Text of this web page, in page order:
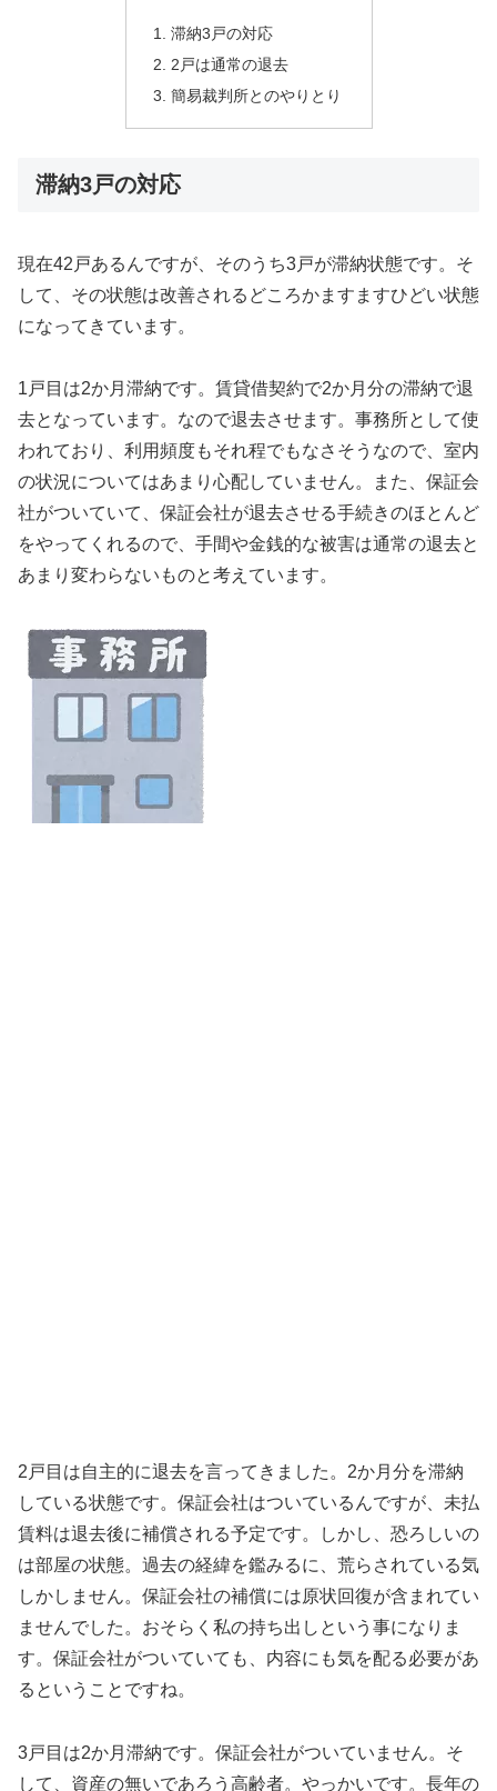
滞納3戸の対応
2戸は通常の退去
簡易裁判所とのやりとり
滞納3戸の対応
現在42戸あるんですが、そのうち3戸が滞納状態です。そ
して、その状態は改善されるどころかますますひどい状態
になってきています。
1戸目は2か月滞納です。賃貸借契約で2か月分の滞納で退
去となっています。なので退去させます。事務所として使
われており、利用頻度もそれ程でもなさそうなので、室内
の状況についてはあまり心配していません。また、保証会
社がついていて、保証会社が退去させる手続きのほとんど
をやってくれるので、手間や金銭的な被害は通常の退去と
あまり変わらないものと考えています。
2戸目は自主的に退去を言ってきました。2か月分を滞納
している状態です。保証会社はついているんですが、未払
賃料は退去後に補償される予定です。しかし、恐ろしいの
は部屋の状態。過去の経緯を鑑みるに、荒らされている気
しかしません。保証会社の補償には原状回復が含まれてい
ませんでした。おそらく私の持ち出しという事になりま
す。保証会社がついていても、内容にも気を配る必要があ
るということですね。
3戸目は2か月滞納です。保証会社がついていません。そ
して、資産の無いであろう高齢者。やっかいです。長年の